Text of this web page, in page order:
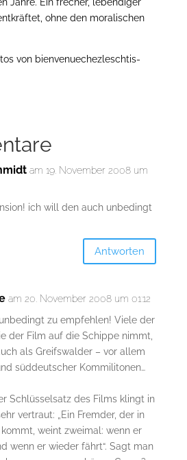
ohne den moralischen
von bienvenuechezleschtis-
am 19. November 2008 um
ich will den auch unbedingt
Antworten
am 20. November 2008 um 01:12
zu empfehlen! Viele der
der Film auf die Schippe nimmt,
als Greifswalder – vor allem
süddeutscher Kommilitonen…
Schlüsselsatz des Films klingt in
vertraut: „Ein Fremder, der in
weint zweimal: wenn er
wenn er wieder fährt“. Sagt man